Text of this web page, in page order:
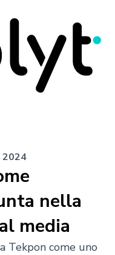
2024
nella
media
Tekpon come uno